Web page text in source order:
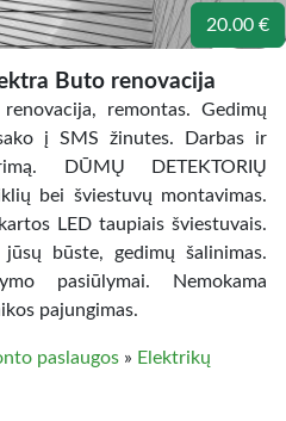
20.00 €
Buto renovacija
remontas. Gedimų
į SMS žinutes. Darbas ir
DŪMŲ DETEKTORIŲ
bei šviestuvų montavimas.
LED taupiais šviestuvais.
būste, gedimų šalinimas.
pasiūlymai. Nemokama
pajungimas.
paslaugos » Elektrikų